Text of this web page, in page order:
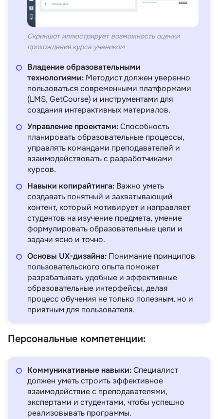
Скриншот иллюстрирует возможность оценки
прохождения курса учеником
Владение образовательными
технологиями: Методист должен уверенно
пользоваться современными платформами
(LMS, GetCourse) и инструментами для
создания интерактивных материалов.
Управление проектами:Способность
планировать образовательные процессы,
управлять командами преподавателей и
взаимодействовать с разработчиками
курсов.
Навыки копирайтинга: Важно уметь
создавать понятный и захватывающий
контент, который мотивирует и направляет
студентов на изучение предмета, умение
формулировать образовательные цели и
задачи ясно и точно.
Основы UX-дизайна: Понимание принципов
пользовательского опыта поможет
разрабатывать удобные и эффективные
образовательные интерфейсы, делая
процесс обучения не только полезным, но и
приятным для пользователя.
Персональные компетенции:
Коммуникативные навыки:Специалист
должен уметь строить эффективное
взаимодействие с преподавателями,
экспертами и студентами, чтобы успешно
реализовывать программы.